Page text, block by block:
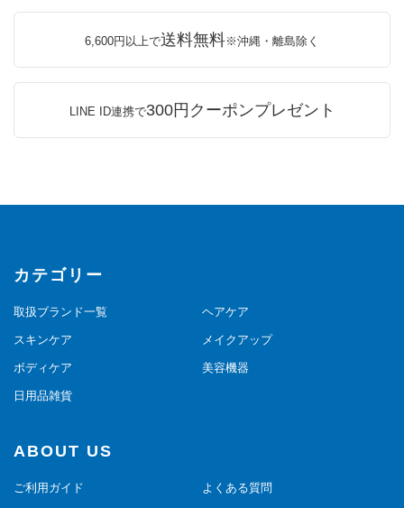
6,600円以上で送料無料※沖縄・離島除く
LINE ID連携で300円クーポンプレゼント
カテゴリー
取扱ブランド一覧 ヘアケア
スキンケア メイクアップ
ボディケア 美容機器
日用品雑貨
ABOUT US
ご利用ガイド よくある質問